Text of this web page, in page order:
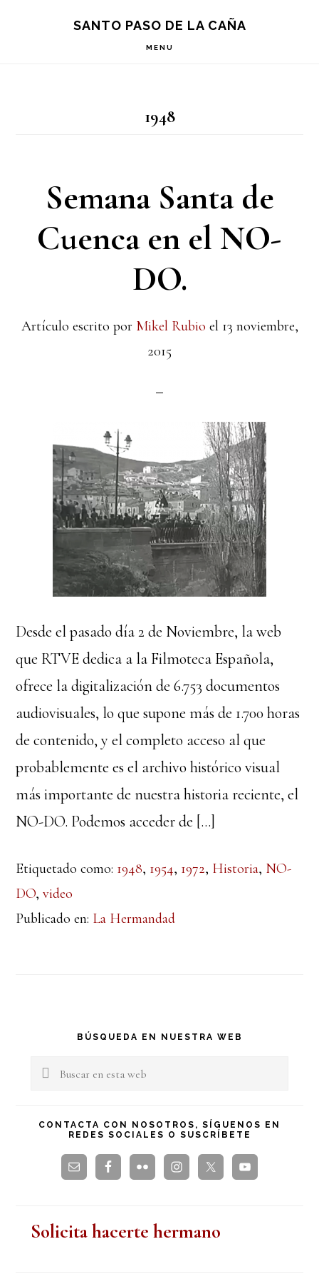
SANTO PASO DE LA CAÑA
MENU
1948
Semana Santa de
Cuenca en el NO-
DO.
Artículo escrito por Mikel Rubio el 13 noviembre,
2015
Desde el pasado día 2 de Noviembre, la web
que RTVE dedica a la Filmoteca Española,
ofrece la digitalización de 6.753 documentos
audiovisuales, lo que supone más de 1.700 horas
de contenido, y el completo acceso al que
probablemente es el archivo histórico visual
más importante de nuestra historia reciente, el
NO-DO. Podemos acceder de […]
Etiquetado como: 1948, 1954, 1972, Historia, NO-
DO,video
Publicado en: La Hermandad
Barra
lateral
BÚSQUEDA EN NUESTRA WEB
Buscar
esta
CONTACTA CON NOSOTROS, SÍGUENOS EN
REDES SOCIALES O SUSCRÍBETE
Solicita hacerte hermano